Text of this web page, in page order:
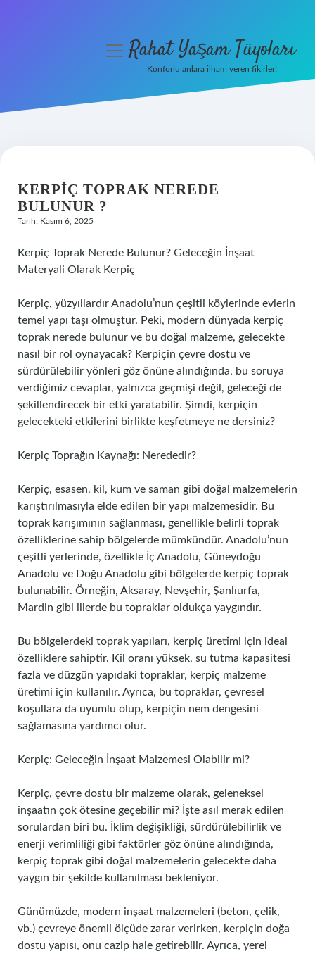
Hakkımızda
menüyüRahat Yaşam Tüyoları
Konforlu anlara ilham veren fikirler!
KERPIÇ TOPRAK NEREDE
BULUNUR ?
Tarih: Kasım 6, 2025
Kerpiç Toprak Nerede Bulunur? Geleceğin İnşaat
Materyali Olarak Kerpiç
Kerpiç, yüzyıllardır Anadolu’nun çeşitli köylerinde evlerin
temel yapı taşı olmuştur. Peki, modern dünyada kerpiç
toprak nerede bulunur ve bu doğal malzeme, gelecekte
nasıl bir rol oynayacak? Kerpiçin çevre dostu ve
sürdürülebilir yönleri göz önüne alındığında, bu soruya
verdiğimiz cevaplar, yalnızca geçmişi değil, geleceği de
şekillendirecek bir etki yaratabilir. Şimdi, kerpiçin
gelecekteki etkilerini birlikte keşfetmeye ne dersiniz?
Kerpiç Toprağın Kaynağı: Nerededir?
Kerpiç, esasen, kil, kum ve saman gibi doğal malzemelerin
karıştırılmasıyla elde edilen bir yapı malzemesidir. Bu
toprak karışımının sağlanması, genellikle belirli toprak
özelliklerine sahip bölgelerde mümkündür. Anadolu’nun
çeşitli yerlerinde, özellikle İç Anadolu, Güneydoğu
Anadolu ve Doğu Anadolu gibi bölgelerde kerpiç toprak
bulunabilir. Örneğin, Aksaray, Nevşehir, Şanlıurfa,
Mardin gibi illerde bu topraklar oldukça yaygındır.
Bu bölgelerdeki toprak yapıları, kerpiç üretimi için ideal
özelliklere sahiptir. Kil oranı yüksek, su tutma kapasitesi
fazla ve düzgün yapıdaki topraklar, kerpiç malzeme
üretimi için kullanılır. Ayrıca, bu topraklar, çevresel
koşullara da uyumlu olup, kerpiçin nem dengesini
sağlamasına yardımcı olur.
Kerpiç: Geleceğin İnşaat Malzemesi Olabilir mi?
Kerpiç, çevre dostu bir malzeme olarak, geleneksel
inşaatın çok ötesine geçebilir mi? İşte asıl merak edilen
sorulardan biri bu. İklim değişikliği, sürdürülebilirlik ve
enerji verimliliği gibi faktörler göz önüne alındığında,
kerpiç toprak gibi doğal malzemelerin gelecekte daha
yaygın bir şekilde kullanılması bekleniyor.
Günümüzde, modern inşaat malzemeleri (beton, çelik,
vb.) çevreye önemli ölçüde zarar verirken, kerpiçin doğa
dostu yapısı, onu cazip hale getirebilir. Ayrıca, yerel